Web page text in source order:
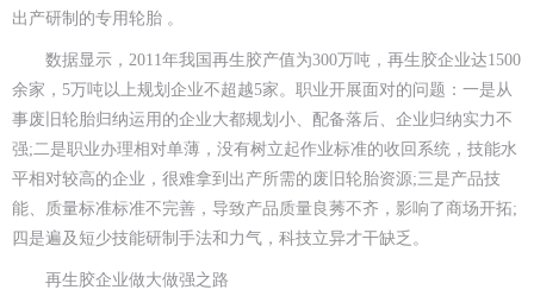
出产研制的专用轮胎 。
数据显示，2011年我国再生胶产值为300万吨，再生胶企业达1500
余家，5万吨以上规划企业不超越5家。职业开展面对的问题：一是从
事废旧轮胎归纳运用的企业大都规划小、配备落后、企业归纳实力不
强;二是职业办理相对单薄，没有树立起作业标准的收回系统，技能水
平相对较高的企业，很难拿到出产所需的废旧轮胎资源;三是产品技
能、质量标准标准不完善，导致产品质量良莠不齐，影响了商场开拓;
四是遍及短少技能研制手法和力气，科技立异才干缺乏。
再生胶企业做大做强之路